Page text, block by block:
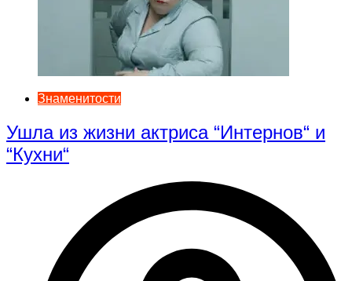
Знаменитости
Ушла из жизни актриса “Интернов“ и
“Кухни“